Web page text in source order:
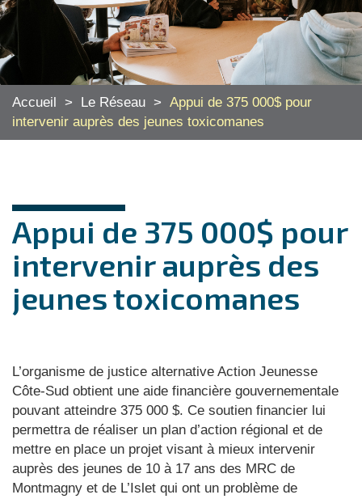
Accueil > Le Réseau > Appui de 375 000$ pour
intervenir auprès des jeunes toxicomanes
Appui de 375 000$ pour
intervenir auprès des
jeunes toxicomanes
L’organisme de justice alternative Action Jeunesse
Côte-Sud obtient une aide financière gouvernementale
pouvant atteindre 375 000 $. Ce soutien financier lui
permettra de réaliser un plan d’action régional et de
mettre en place un projet visant à mieux intervenir
auprès des jeunes de 10 à 17 ans des MRC de
Montmagny et de L’Islet qui ont un problème de